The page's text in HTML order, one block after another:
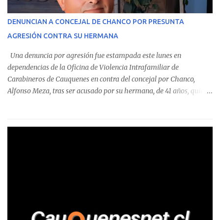
operaciones. Asimismo, se precisa que uno de los casos
corresponde a un funcionario de la Municipalidad de Chanco,
detectaron incumplimientos a la normativa vigente. El informe
precisa que la mayor cantidad de dinero apostado se registró en
Talca, donde...
DENUNCIAN A CONCEJAL DE CHANCO POR PRESUNTA
AGRESIÓN CONTRA SU HERMANA
Una denuncia por agresión fue estampada este lunes en
dependencias de la Oficina de Violencia Intrafamiliar de
Carabineros de Cauquenes en contra del concejal por Chanco,
Alfonso Meza, tras ser acusado por su hermana, de 41 años, quien
relató que los hechos ocurrieron cerca de las 11:30 horas en el
trabajadores, el edil descendió del vehículo y, en medio de la